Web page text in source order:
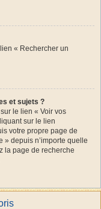
« Rechercher un
et sujets ?
le lien « Voir vos
sur le lien
votre propre page de
» depuis n’importe quelle
la page de recherche